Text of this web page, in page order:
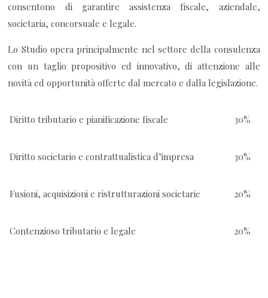
consentono di garantire assistenza fiscale, aziendale,
societaria, concorsuale e legale.
Lo Studio opera principalmente nel settore della consulenza
con un taglio propositivo ed innovativo, di attenzione alle
novità ed opportunità offerte dal mercato e dalla legislazione.
Diritto tributario e pianificazione fiscale 30%
Diritto societario e contrattualistica d’impresa 30%
Fusioni, acquisizioni e ristrutturazioni societarie 20%
Contenzioso tributario e legale 20%